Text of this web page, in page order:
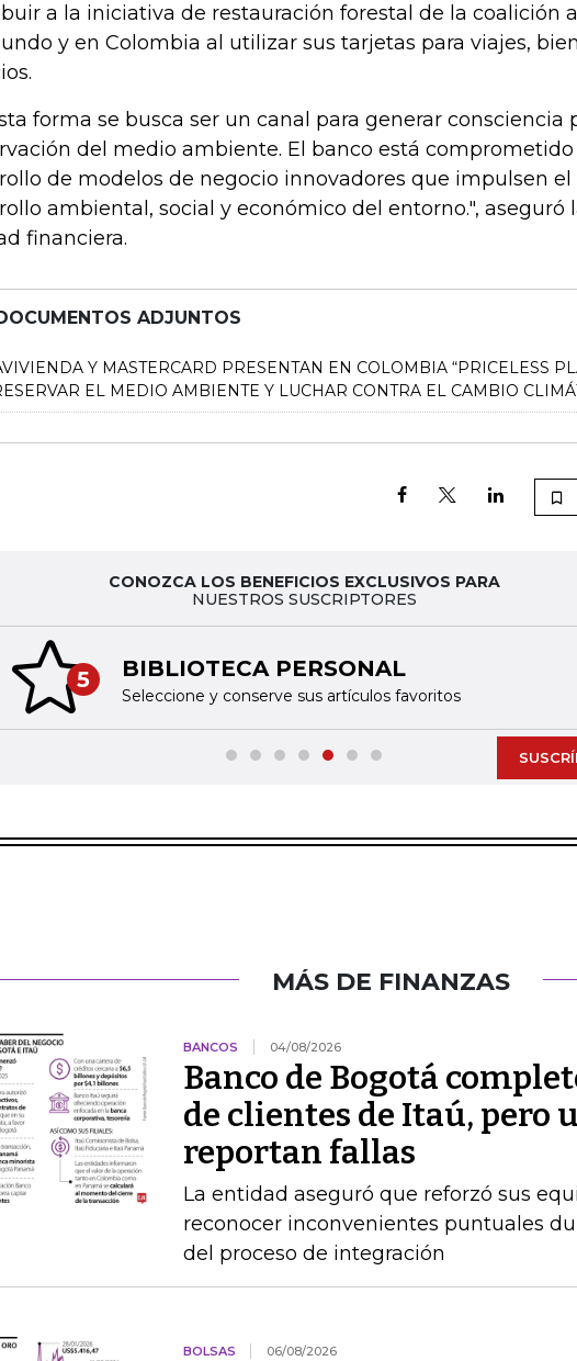
a la iniciativa de restauración forestal de la coalición
y en Colombia al utilizar sus tarjetas para viajes,
forma se busca ser un canal para generar consciencia
del medio ambiente. El banco está comprometido
de modelos de negocio innovadores que impulsen el
ambiental, social y económico del entorno.", aseguró
financiera.
ADJUNTOS
Y MASTERCARD PRESENTAN EN COLOMBIA “PRICELESS
EL MEDIO AMBIENTE Y LUCHAR CONTRA EL CAMBIO
CONOZCA LOS BENEFICIOS EXCLUSIVOS PARA
NUESTROS SUSCRIPTORES
5 BIBLIOTECA PERSONAL
Seleccione y conserve sus artículos favoritos
slide
MÁS DE FINANZAS
BANCOS 04/08/2026
Banco de Bogotá
de clientes de Itaú, pero
reportan fallas
La entidad aseguró que reforzó sus
reconocer inconvenientes puntuales
del proceso de integración
BOLSAS 06/08/2026